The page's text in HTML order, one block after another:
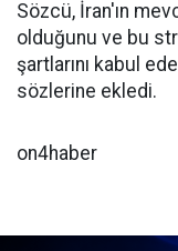
Sözcü, İran'ın
olduğunu ve bu
şartlarını kabul
sözlerine ekledi.
on4haber